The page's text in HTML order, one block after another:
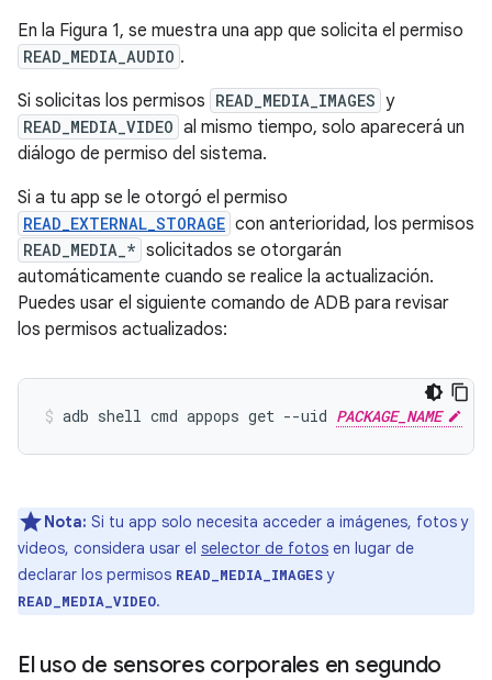
En la Figura 1, se muestra una app que solicita el permiso
READ_MEDIA_AUDIO .
Si solicitas los permisos READ_MEDIA_IMAGES y
READ_MEDIA_VIDEO al mismo tiempo, solo aparecerá un
diálogo de permiso del sistema.
Si a tu app se le otorgó el permiso
READ_EXTERNAL_STORAGE con anterioridad, los permisos
READ_MEDIA_* solicitados se otorgarán
automáticamente cuando se realice la actualización.
Puedes usar el siguiente comando de ADB para revisar
los permisos actualizados:
adb shell cmd appops get --uid PACKAGE_NAME
Nota: Si tu app solo necesita acceder a imágenes, fotos y
videos, considera usar el selector de fotos en lugar de
declarar los permisos READ_MEDIA_IMAGESy
READ_MEDIA_VIDEO.
El uso de sensores corporales en segundo